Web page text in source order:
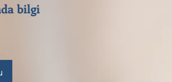
bilgi